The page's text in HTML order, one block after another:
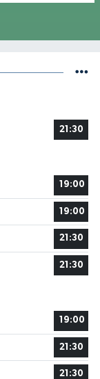
21:30
19:00
19:00
21:30
21:30
19:00
21:30
21:30